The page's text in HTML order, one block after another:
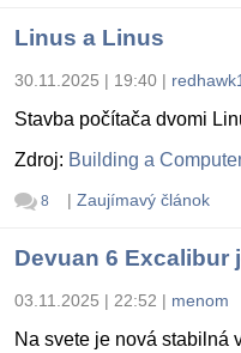
Linus a Linus
30.11.2025 | 19:40 |
Stavba počítača dvomi
Zdroj: Building a
8 | Zaujímavý článok
Devuan 6 Excalibur
03.11.2025 | 22:52 | menom
Na svete je nová stabilná